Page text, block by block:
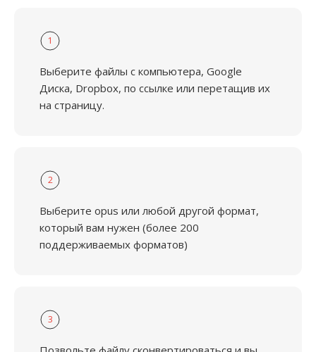
1
Выберите файлы с компьютера, Google
Диска, Dropbox, по ссылке или перетащив их
на страницу.
2
Выберите opus или любой другой формат,
который вам нужен (более 200
поддерживаемых форматов)
3